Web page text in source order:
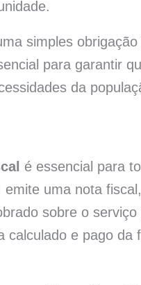
simples
para garantir
da
é essencial para
uma nota
sobre o
calculado e pago